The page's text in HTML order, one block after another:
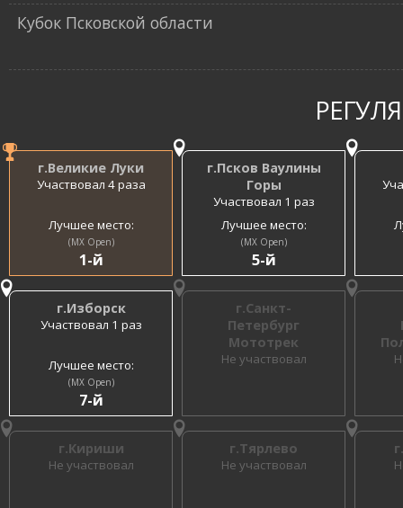
Кубок Псковской области
г.Великие Луки
Участвовал 4 раза
Лучшее место:
(MX Open)
1-й
г.Псков Ваулины
Горы
Участвовал 1 раз
Лучшее место:
(MX Open)
5-й
г.Изборск
Участвовал 1 раз
Лучшее место:
(MX Open)
7-й
г.Санкт-
Петербург
Мототрек
Не участвовал
г.Кириши
Не участвовал
г.Тярлево
Не участвовал